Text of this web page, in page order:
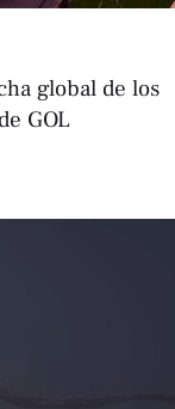
global de los
GOL